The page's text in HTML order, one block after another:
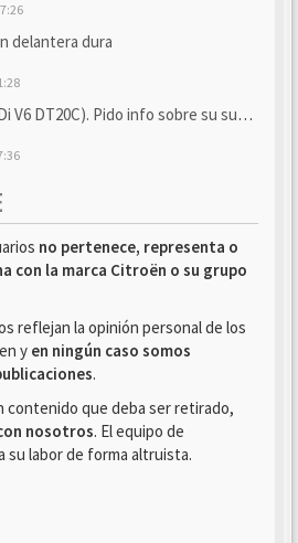
delantera dura
V6 DT20C). Pido info sobre su sustitución
no pertenece, representa o
con la marca Citroën o su grupo
reflejan la opinión personal de los
y en ningún caso somos
.
contenido que deba ser retirado,
nosotros. El equipo de
su labor de forma altruista.